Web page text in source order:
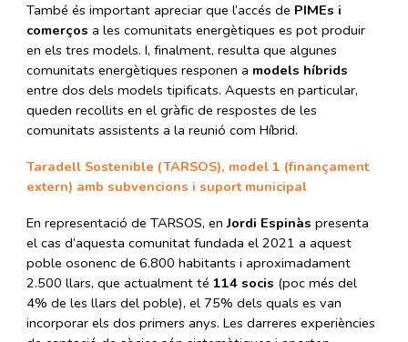
També és important apreciar que l’accés de PIMEs i
comerços a les comunitats energètiques es pot produir
en els tres models. I, finalment, resulta que algunes
comunitats energètiques responen a models híbrids
entre dos dels models tipificats. Aquests en particular,
queden recollits en el gràfic de respostes de les
comunitats assistents a la reunió com Híbrid.
Taradell Sostenible (TARSOS), model 1 (finançament
extern) amb subvencions i suport municipal
En representació de TARSOS, enJordi Espinàs presenta
el cas d’aquesta comunitat fundada el 2021 a aquest
poble osonenc de 6.800 habitants i aproximadament
2.500 llars, que actualment té114 socis (poc més del
4% de les llars del poble), el 75% dels quals es van
incorporar els dos primers anys. Les darreres experiències